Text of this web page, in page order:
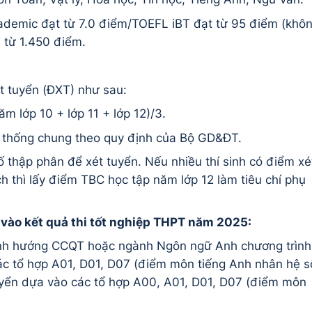
đạt từ 7.0 điểm/TOEFL iBT đạt từ 95 điểm
từ 1.450 điểm.
tuyển (ĐXT) như sau:
lớp 10 + lớp 11 + lớp 12)/3.
chung theo quy định của Bộ GD&ĐT.
phân để xét tuyển. Nếu nhiều thí sinh có điểm
thì lấy điểm TBC học tập năm lớp 12 làm tiêu chí phụ
kết quả thi tốt nghiệp THPT năm 2025:
hướng CCQT hoặc ngành Ngôn ngữ Anh chương trình
tổ hợp A01, D01, D07 (điểm môn tiếng Anh nhân hệ
dựa vào các tổ hợp A00, A01, D01, D07 (điểm môn